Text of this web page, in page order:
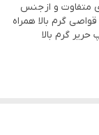
به ظریف و یا
آب گرم اضافه
پارچه آسیب
خوشید این
متفاوت و از جنس
گرم بالا همراه
گرم بالا